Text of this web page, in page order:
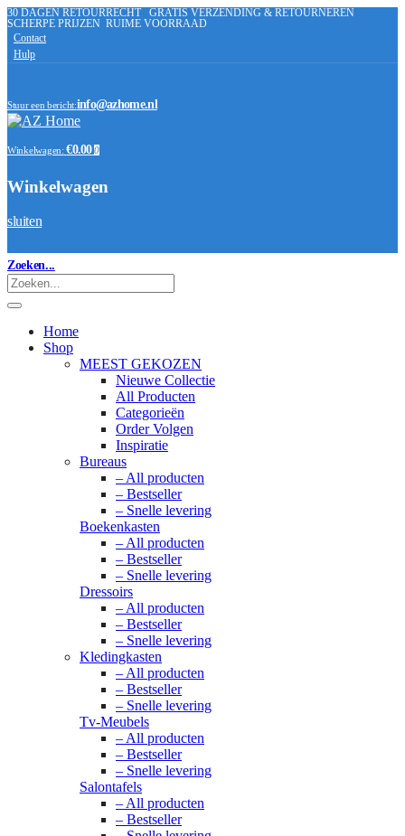
30 DAGEN RETOURRECHT GRATIS VERZENDING & RETOURNEREN
SCHERPE PRIJZEN RUIME VOORRAAD
Contact
Hulp
Stuur een bericht:info@azhome.nl
Winkelwagen: €0.00 0
Winkelwagen
sluiten
Zoeken...
Home
Shop
MEEST GEKOZEN
Nieuwe Collectie
All Producten
Categorieën
Order Volgen
Inspiratie
Bureaus
– All producten
– Bestseller
– Snelle levering
Boekenkasten
– All producten
– Bestseller
– Snelle levering
Dressoirs
– All producten
– Bestseller
– Snelle levering
Kledingkasten
– All producten
– Bestseller
– Snelle levering
Tv-Meubels
– All producten
– Bestseller
– Snelle levering
Salontafels
– All producten
– Bestseller